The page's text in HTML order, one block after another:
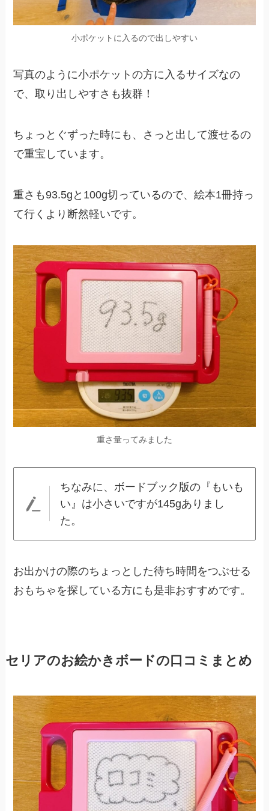
小ポケットに入るので出しやすい
写真のように小ポケットの方に入るサイズなの
で、取り出しやすさも抜群！
ちょっとぐずった時にも、さっと出して渡せるの
で重宝しています。
重さも93.5gと100g切っているので、絵本1冊持っ
て行くより断然軽いです。
重さ量ってみました
ちなみに、ボードブック版の『もいも
い』は小さいですが145gありまし
た。
お出かけの際のちょっとした待ち時間をつぶせる
おもちゃを探している方にも是非おすすめです。
セリアのお絵かきボードの口コミまとめ